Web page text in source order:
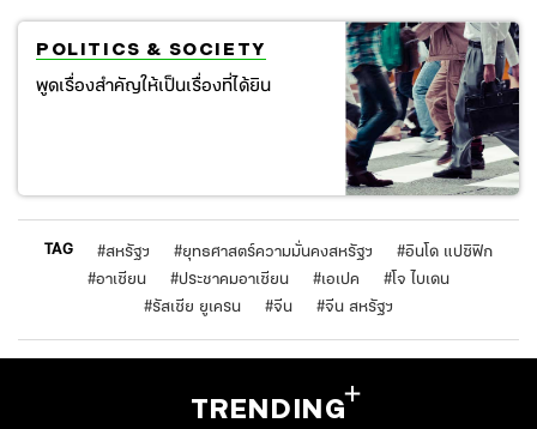
POLITICS & SOCIETY
พูดเรื่องสำคัญให้เป็นเรื่องที่ได้ยิน
TAG #สหรัฐฯ #ยุทธศาสตร์ความมั่นคงสหรัฐฯ #อินโด แปซิฟิก
#อาเซียน #ประชาคมอาเซียน #เอเปค #โจ ไบเดน
#รัสเซีย ยูเครน #จีน #จีน สหรัฐฯ
TRENDING